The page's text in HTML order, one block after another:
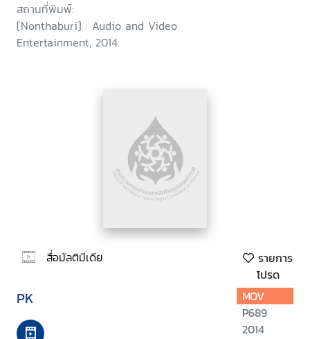
สถานที่พิมพ์:
[Nonthaburi] : Audio and Video
Entertainment, 2014.
สื่อมัลติมีเดีย
รายการ
โปรด
PK
MOV
P689
2014